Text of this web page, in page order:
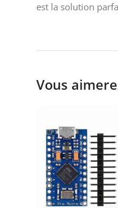
est la solution
Vous